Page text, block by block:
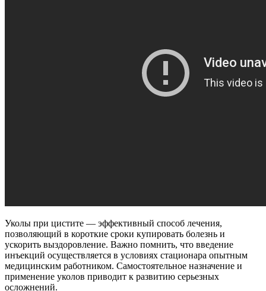
Уколы при цистите — эффективный способ лечения,
позволяющий в короткие сроки купировать болезнь и
ускорить выздоровление. Важно помнить, что введение
инъекций осуществляется в условиях стационара опытным
медицинским работником. Самостоятельное назначение и
применение уколов приводит к развитию серьезных
осложнений.